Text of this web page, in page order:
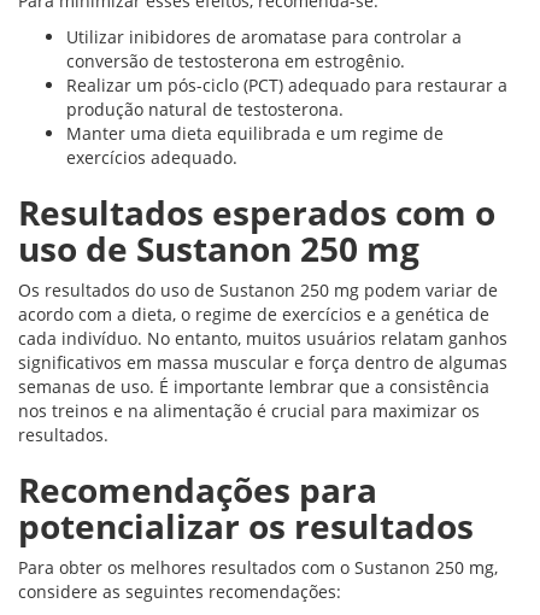
Utilizar inibidores de aromatase para controlar a
conversão de testosterona em estrogênio.
Realizar um pós-ciclo (PCT) adequado para restaurar a
produção natural de testosterona.
Manter uma dieta equilibrada e um regime de
exercícios adequado.
Resultados esperados com o
uso de Sustanon 250 mg
Os resultados do uso de Sustanon 250 mg podem variar de
acordo com a dieta, o regime de exercícios e a genética de
cada indivíduo. No entanto, muitos usuários relatam ganhos
significativos em massa muscular e força dentro de algumas
semanas de uso. É importante lembrar que a consistência
nos treinos e na alimentação é crucial para maximizar os
resultados.
Recomendações para
potencializar os resultados
Para obter os melhores resultados com o Sustanon 250 mg,
considere as seguintes recomendações: